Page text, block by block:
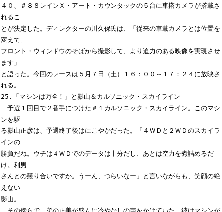
４０、＃８８レインＸ・アート・カウンタックの５台に車搭カメラが搭載さ
れるこ
とが決定した。ディレクターの川久保氏は、「従来の車載カメラとは位置を
変えて、
フロント・ウィンドウのそばから撮影して、より迫力のある映像を実現させ
ます」
と語った。今回のレースは５月７日（土）１６：００～１７：２４に放映さ
れる。
25.「マシンは万全！」と影山＆カルソニック・スカイライン
予選１回目で２番手につけた＃１カルソニック・スカイライン。このマシ
ンを駆
る影山正彦は、予選終了後はにこやかだった。「４ＷＤと２ＷＤのスカイラ
インの
勝負だね。ウチは４ＷＤでのデータは十分だし、あとは空力を煮詰めるだ
け。利男
さんとの競り合いですか。うーん、つらいなー」と言いながらも、笑顔の絶
えない
影山。
その傍らで、弟の正美が盛んに冷やかしの声をかけていた。彼はマシンが